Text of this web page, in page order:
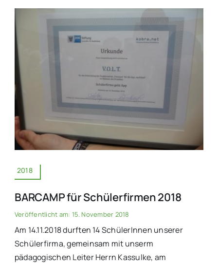
2018
BARCAMP für Schülerfirmen 2018
Veröffentlicht am: 15. November 2018
Am 14.11.2018 durften 14 SchülerInnen unserer
Schülerfirma, gemeinsam mit unserm
pädagogischen Leiter Herrn Kassulke, am